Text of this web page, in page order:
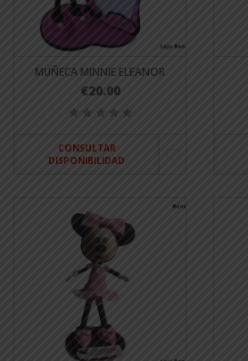
MUÑECA MINNIE ELEANOR
€20.00
CONSULTAR
DISPONIBILIDAD